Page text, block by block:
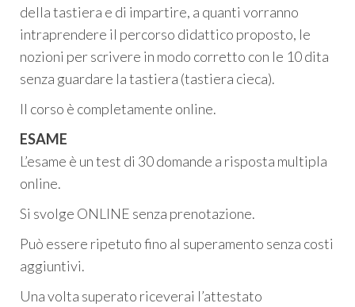
della tastiera e di impartire, a quanti vorranno
intraprendere il percorso didattico proposto, le
nozioni per scrivere in modo corretto con le 10 dita
senza guardare la tastiera (tastiera cieca).
Il corso è completamente online.
ESAME
L’esame è untest di 30 domande a risposta multipla
online.
Si svolge ONLINE senza prenotazione.
Può essere ripetuto fino al superamento senza costi
aggiuntivi.
Una volta superato riceverai l’attestato